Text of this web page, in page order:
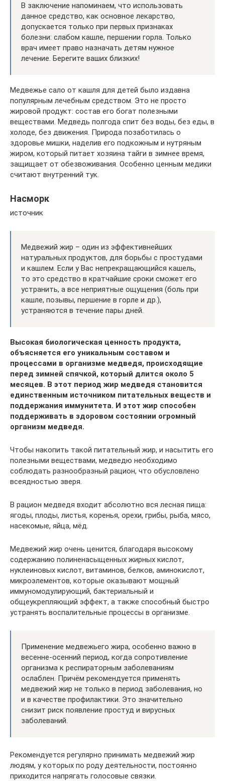
В заключение напоминаем, что использовать
данное средство, как основное лекарство,
допускается только при первых признаках
болезни: слабом кашле, першении горла. Только
врач имеет право назначать детям нужное
лечение. Берегите ваших близких!
Медвежье сало от кашля для детей было издавна
популярным лечебным средством. Это не просто
жировой продукт: состав его богат полезными
веществами. Медведь полгода спит без воды, без еды, в
холоде, без движения. Природа позаботилась о
здоровье мишки, наделив его подкожным и нутряным
жиром, который питает хозяина тайги в зимнее время,
защищает от обезвоживания. Особенно ценным медики
считают внутренний тук.
Насморк
источник
Медвежий жир – один из эффективнейших
натуральных продуктов, для борьбы с простудами
и кашлем. Если у Вас непрекращающийся кашель,
то это средство в кратчайшие сроки сможет его
устранить, а все неприятные ощущения (боль при
кашле, позывы, першение в горле и др.),
устраняются в течение пары дней.
Высокая биологическая ценность продукта,
объясняется его уникальным составом и
процессами в организме медведя, происходящие
перед зимней спячкой, который длится около 5
месяцев. В этот период жир медведя становится
единственным источником питательных веществ и
поддержания иммунитета. И этот жир способен
поддерживать в здоровом состоянии огромный
организм медведя.
Чтобы накопить такой питательный жир, и насытить его
полезными веществами, медведю необходимо
соблюдать разнообразный рацион, что обусловлено
всеядностью зверя.
В рацион медведя входит абсолютно вся лесная пища:
ягоды, плоды, листья, коренья, орехи, грибы, рыба, мясо,
насекомые, яйца, мёд.
Медвежий жир очень ценится, благодаря высокому
содержанию полиненасыщенных жирных кислот,
нуклеиновых кислот, витаминов, белков, аминокислот,
микроэлементов, которые оказывают мощный
иммуномодулирующий, бактериальный и
общеукрепляющий эффект, а также способный быстро
устранять воспалительные процессы в организме.
Применение медвежьего жира, особенно важно в
весенне-осенний период, когда сопротивление
организма к респираторным заболеваниям
ослаблен. Причём рекомендуется применять
медвежий жир не только в период заболевания, но
и в качестве профилактики. Это значительно
снизит риск появление простуд и вирусных
заболеваний.
Рекомендуется регулярно принимать медвежий жир
людям, у которых по роду деятельности, постоянно
приходится напрягать голосовые связки.